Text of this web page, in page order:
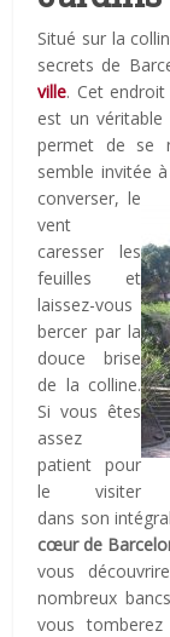
Situé sur la
secrets de
ville. Cet endroit
est un
permet de se
semble invitée
converser, le
vent
caresser les
feuilles et
laissez-vous
bercer par la
douce brise
de la colline.
Si vous êtes
assez
patient pour
le visiter
dans son
cœur de
vous
nombreux
vous